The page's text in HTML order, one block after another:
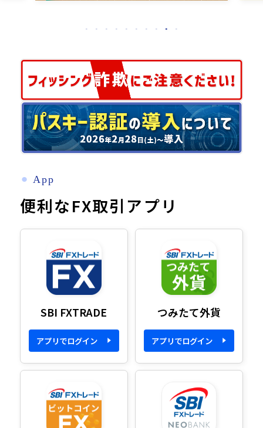
⚫︎ App
便利なFX取引アプリ
SBI FXTRADE
アプリでログイン
つみたて外貨
アプリでログイン